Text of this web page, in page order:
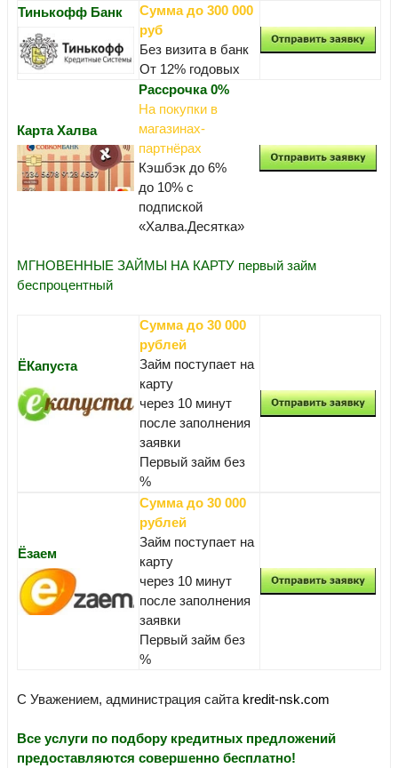
Тинькофф Банк
Сумма до 300 000
руб
Без визита в банк
От 12% годовых
Карта Халва
Рассрочка 0%
На покупки в
магазинах-
партнёрах
Кэшбэк до 6%
до 10% с
подпиской
«Халва.Десятка»
МГНОВЕННЫЕ ЗАЙМЫ НА КАРТУ первый займ
беспроцентный
ЁКапуста
Сумма до 30 000
рублей
Займ поступает на
карту
через 10 минут
после заполнения
заявки
Первый займ без
%
Ёзаем
Сумма до 30 000
рублей
Займ поступает на
карту
через 10 минут
после заполнения
заявки
Первый займ без
%
С Уважением, администрация сайта kredit-nsk.com
Все услуги по подбору кредитных предложений
предоставляются совершенно бесплатно!